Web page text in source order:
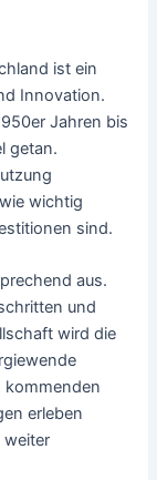
ist ein
Innovation.
Jahren bis
getan.
wichtig
sind.
aus.
und
wird die
kommenden
erleben
weiter